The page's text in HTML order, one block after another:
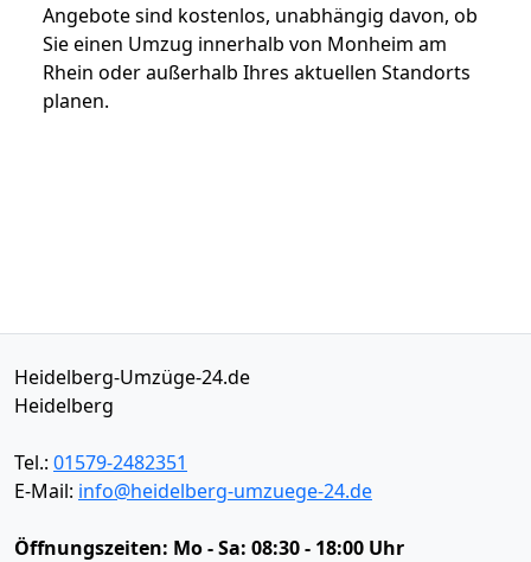
Angebote sind kostenlos, unabhängig davon, ob
Sie einen Umzug innerhalb von Monheim am
Rhein oder außerhalb Ihres aktuellen Standorts
planen.
Heidelberg-Umzüge-24.de
Heidelberg
Tel.: 01579-2482351
E-Mail: info@heidelberg-umzuege-24.de
Öffnungszeiten: Mo - Sa: 08:30 - 18:00 Uhr